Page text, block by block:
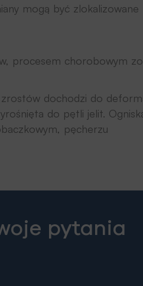
mogą być zlokalizowane
procesem chorobowym
dochodzi do
do pętli jelit.
pęcherzu
pytania